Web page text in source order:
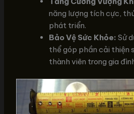
năng lượng tích cực,
phát triển.
Bảo Vệ Sức Khỏe: Sử
thể góp phần cải thiện
thành viên trong gia